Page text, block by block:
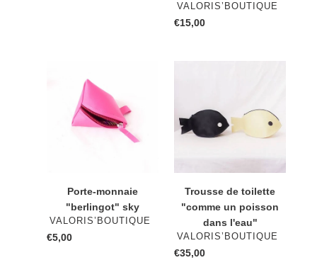
DISTRIBUTEUR
VALORIS’BOUTIQUE
Prix
€15,00
"berlingot"
sky
Porte-monnaie
"berlingot" sky
DISTRIBUTEUR
VALORIS’BOUTIQUE
Prix
€5,00
"comme
un
dans
l'eau"
Trousse de toilette
"comme un poisson
dans l'eau"
DISTRIBUTEUR
VALORIS’BOUTIQUE
Prix
€35,00